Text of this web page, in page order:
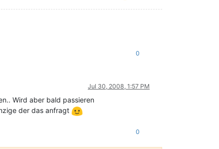
0
Jul 30, 2008, 1:57 PM
Wird aber bald passieren
der das anfragt
0